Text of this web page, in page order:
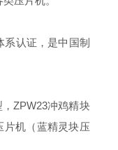
认证，是中国制
ZPW23冲鸡精块
片机（蓝精灵块压